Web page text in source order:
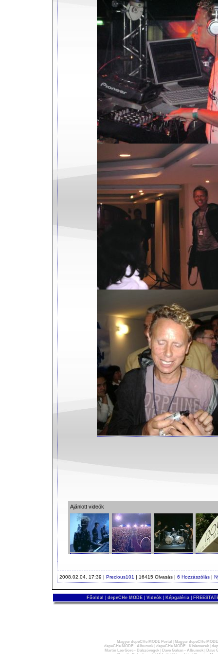
Ajánlott videók
2008.02.04. 17:39 | Precious101 | 16415 Olvasás | 6 Hozzászólás |
Főoldal depeCHe MODE Videók Képgaléria
Magyar depeCHe MODE Portál
Magyar depeCHe
depeCHe MODE - Albumok| depeCHe MODE - Kislemezek|
Martin Lee Gore - Dalszövegek| Dave Gahan - Albumok|
Dave